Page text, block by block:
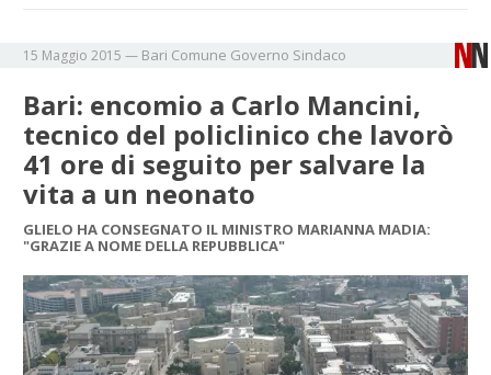
15 Maggio 2015 — Bari Comune Governo Sindaco
Bari: encomio a Carlo Mancini,
tecnico del policlinico che lavorò
41 ore di seguito per salvare la
vita a un neonato
GLIELO HA CONSEGNATO IL MINISTRO MARIANNA MADIA:
"GRAZIE A NOME DELLA REPUBBLICA"